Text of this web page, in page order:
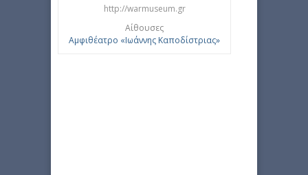
http://warmuseum.gr
Αίθουσες
Αμφιθέατρο «Ιωάννης Καποδίστριας»